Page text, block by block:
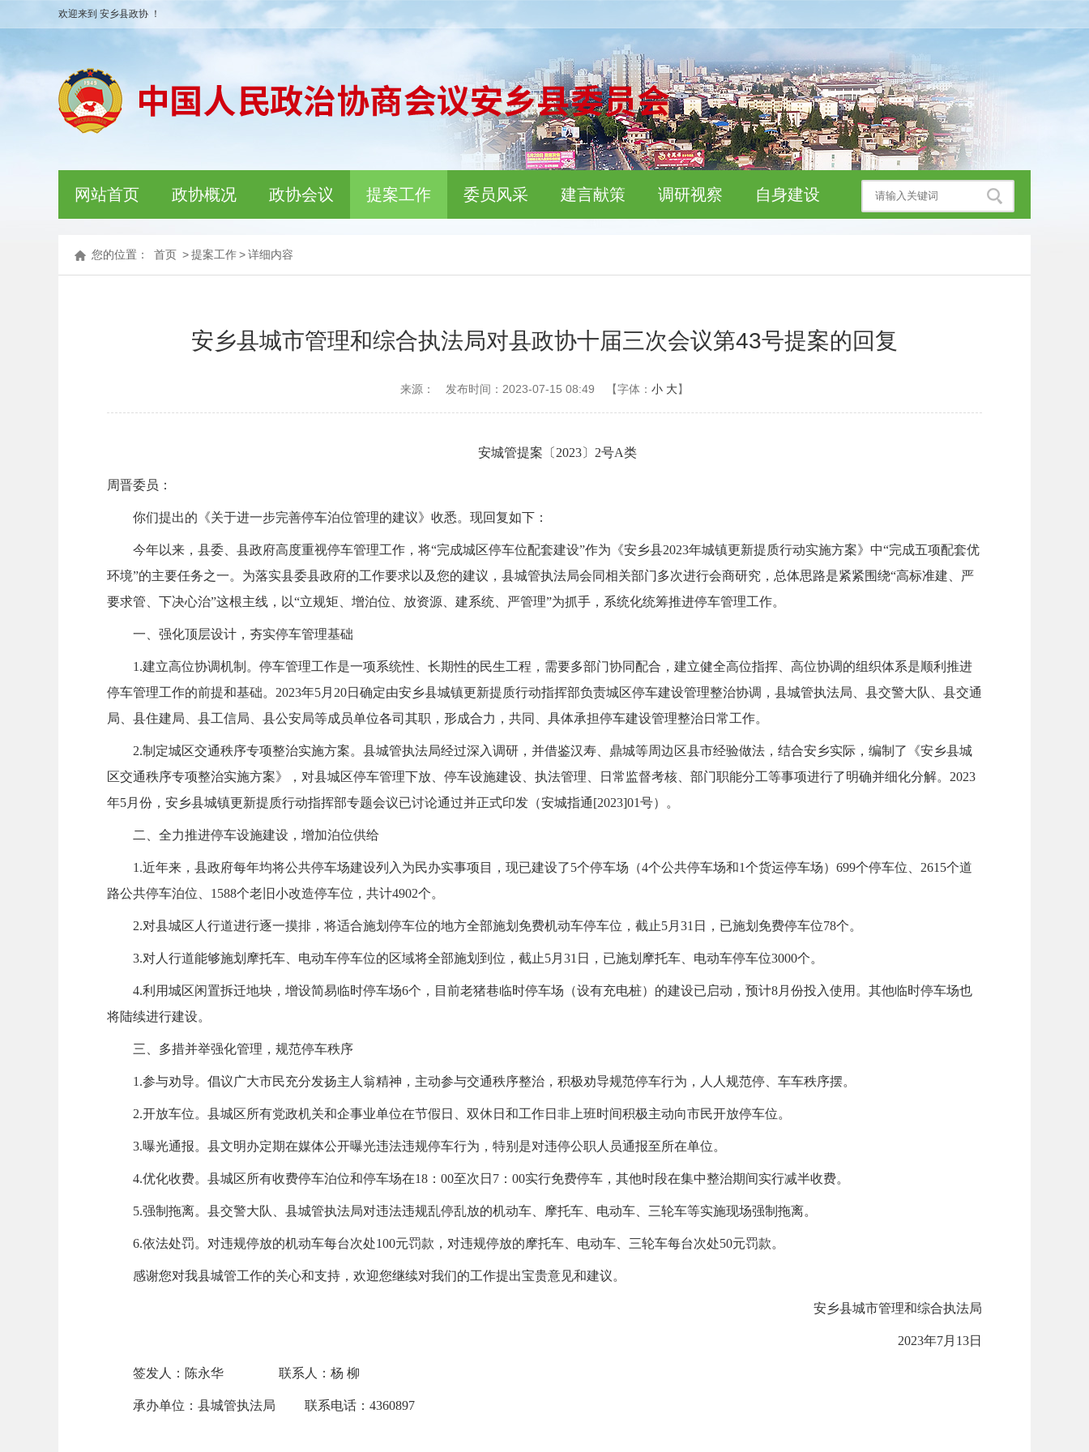
欢迎来到 安乡县政协 ！
网站首页 政协概况 政协会议 提案工作 委员风采 建言献策 调研视察 自身建设
您的位置： 首页 >提案工作>详细内容
安乡县城市管理和综合执法局对县政协十届三次会议第43号提案的回复
来源： 发布时间：2023-07-15 08:49 【字体： 小 大】
安城管提案 〔 2023〕 2号A类
周晋委员：
你们提出的《关于进一步完善停车泊位管理的建议》收悉。现回复如下：
今年以来，县委、县政府高度重视停车管理工作，将“完成城区停车位配套建设”作为《安乡县2023年城镇更新提质行动实施方案》中“完成五项配套优
环境”的主要任务之一。为落实县委县政府的工作要求以及您的建议，县城管执法局会同相关部门多次进行会商研究，总体思路是紧紧围绕“高标准建、严
要求管、下决心治”这根主线，以“立规矩、增泊位、放资源、建系统、严管理”为抓手，系统化统筹推进停车管理工作。
一、强化顶层设计，夯实停车管理基础
1.建立高位协调机制。停车管理工作是一项系统性、长期性的民生工程，需要多部门协同配合，建立健全高位指挥、高位协调的组织体系是顺利推进
停车管理工作的前提和基础。2023年5月20日确定由安乡县城镇更新提质行动指挥部负责城区停车建设管理整治协调，县城管执法局、县交警大队、县交通
局、县住建局、县工信局、县公安局等成员单位各司其职，形成合力，共同、具体承担停车建设管理整治日常工作。
2.制定城区交通秩序专项整治实施方案。县城管执法局经过深入调研，并借鉴汉寿、鼎城等周边区县市经验做法，结合安乡实际，编制了《安乡县城
区交通秩序专项整治实施方案》，对县城区停车管理下放、停车设施建设、执法管理、日常监督考核、部门职能分工等事项进行了明确并细化分解。2023
年5月份，安乡县城镇更新提质行动指挥部专题会议已讨论通过并正式印发（安城指通[2023]01号）。
二、全力推进停车设施建设，增加泊位供给
1.近年来，县政府每年均将公共停车场建设列入为民办实事项目，现已建设了5个停车场（4个公共停车场和1个货运停车场）699个停车位、2615个道
路公共停车泊位、1588个老旧小改造停车位，共计4902个。
2.对县城区人行道进行逐一摸排，将适合施划停车位的地方全部施划免费机动车停车位，截止5月31日，已施划免费停车位78个。
3.对人行道能够施划摩托车、电动车停车位的区域将全部施划到位，截止5月31日，已施划摩托车、电动车停车位3000个。
4.利用城区闲置拆迁地块，增设简易临时停车场6个，目前老猪巷临时停车场（设有充电桩）的建设已启动，预计8月份投入使用。其他临时停车场也
将陆续进行建设。
三、多措并举强化管理，规范停车秩序
1.参与劝导。倡议广大市民充分发扬主人翁精神，主动参与交通秩序整治，积极劝导规范停车行为，人人规范停、车车秩序摆。
2.开放车位。县城区所有党政机关和企事业单位在节假日、双休日和工作日非上班时间积极主动向市民开放停车位。
3.曝光通报。县文明办定期在媒体公开曝光违法违规停车行为，特别是对违停公职人员通报至所在单位。
4.优化收费。县城区所有收费停车泊位和停车场在18：00至次日7：00实行免费停车，其他时段在集中整治期间实行减半收费。
5.强制拖离。县交警大队、县城管执法局对违法违规乱停乱放的机动车、摩托车、电动车、三轮车等实施现场强制拖离。
6.依法处罚。对违规停放的机动车每台次处100元罚款，对违规停放的摩托车、电动车、三轮车每台次处50元罚款。
感谢您对我县城管工作的关心和支持，欢迎您继续对我们的工作提出宝贵意见和建议。
安乡县城市管理和综合执法局
2023年7月13日
签发人：陈永华 联系人：杨 柳
承办单位：县城管执法局 联系电话：4360897